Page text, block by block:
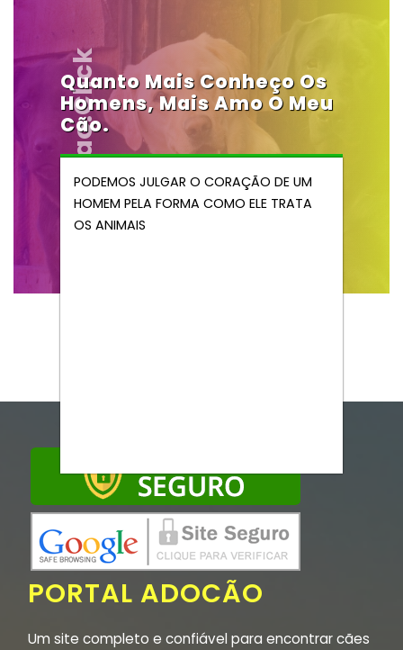
Vendocao.click
Quanto Mais Conheço Os
Homens, Mais Amo O Meu
Cão.
PODEMOS JULGAR O CORAÇÃO DE UM
HOMEM PELA FORMA COMO ELE TRATA
OS ANIMAIS
PORTAL ADOCÃO
Um site completo e confiável para encontrar cães